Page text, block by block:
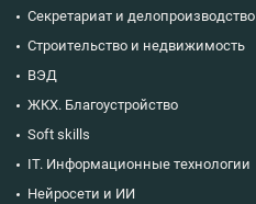
Секретариат и делопроизводство
Строительство и недвижимость
ВЭД
ЖКХ. Благоустройство
Soft skills
IT. Информационные технологии
Нейросети и ИИ